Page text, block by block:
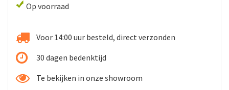
Op voorraad
Voor 14:00 uur besteld, direct verzonden
30 dagen bedenktijd
Te bekijken in onze showroom